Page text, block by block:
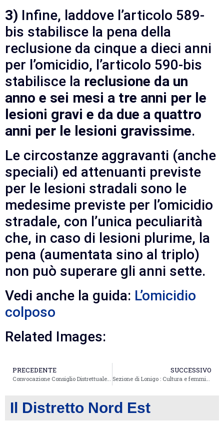
3) Infine, laddove l’articolo 589-
bis stabilisce la pena della
reclusione da cinque a dieci anni
per l’omicidio, l’articolo 590-bis
stabilisce la reclusione da un
anno e sei mesi a tre anni per le
lesioni gravi e da due a quattro
anni per le lesioni gravissime.
Le circostanze aggravanti (anche
speciali) ed attenuanti previste
per le lesioni stradali sono le
medesime previste per l’omicidio
stradale, con l’unica peculiarità
che, in caso di lesioni plurime, la
pena (aumentata sino al triplo)
non può superare gli anni sette.
Vedi anche la guida: L’omicidio
colposo
Related Images:
PRECEDENTE
Convocazione Consiglio Distrettuale 4 novembre 2017
SUCCESSIVO
Sezione di Lonigo : Cultura e femminilità
Il Distretto Nord Est